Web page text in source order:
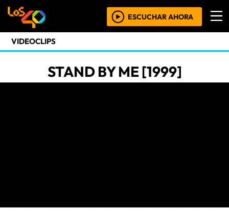
ESCUCHAR AHORA
VIDEOCLIPS
STAND BY ME [1999]